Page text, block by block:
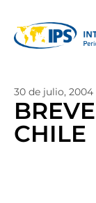
30 de julio, 2004
CHILE